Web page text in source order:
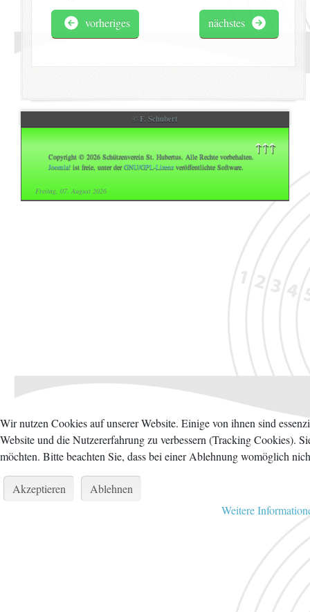
© F. Schubert
↑↑↑
Copyright © 2026 Schützenverein St. Hubertus. Alle Rechte vorbehalten.
Joomla!ist freie, unter derGNU/GPL-Lizenzveröffentlichte Software.
Freitag, 07. August 2026
vorheriges nächstes
Wir nutzen Cookies auf unserer Website. Einige von ihnen sind
Website und die Nutzererfahrung zu verbessern (Tracking Cookies).
möchten. Bitte beachten Sie, dass bei einer Ablehnung womöglich
Akzeptieren
Ablehnen
Weitere